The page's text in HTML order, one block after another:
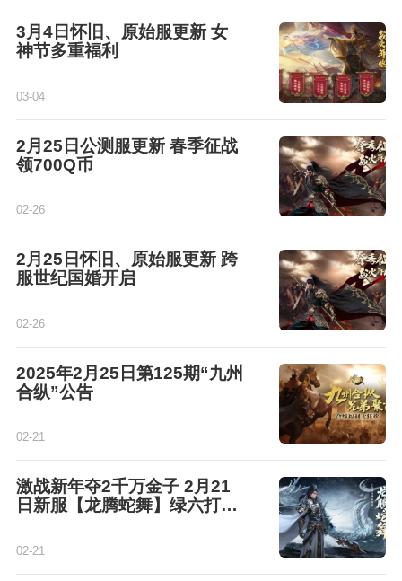
3月4日怀旧、原始服更新 女
神节多重福利
03-04
2月25日公测服更新 春季征战
领700Q币
02-26
2月25日怀旧、原始服更新 跨
服世纪国婚开启
02-26
2025年2月25日第125期“九州
合纵”公告
02-21
激战新年夺2千万金子 2月21
日新服【龙腾蛇舞】绿六打天
02-21